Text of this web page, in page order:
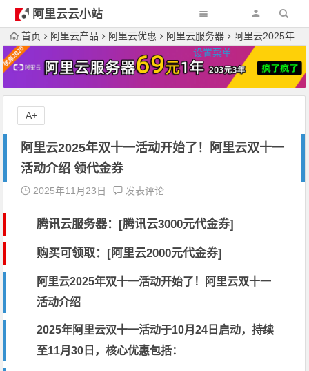
阿里云云小站
设置菜单
首页 阿里云产品 阿里云优惠 阿里云服务器 阿里云2025年双十一活动开始了！阿里云双十一活动介绍 领代金券
阿里云2025年双十一活动开始了！阿里云双十一
活动介绍 领代金券
2025年11月23日 发表评论
腾讯云服务器：[腾讯云3000元代金券]
购买可领取：[阿里云2000元代金券]
阿里云2025年双十一活动开始了！阿里云双十一
活动介绍
2025年阿里云双十一活动于10月24日启动，持续
至11月30日，核心优惠包括：
A+